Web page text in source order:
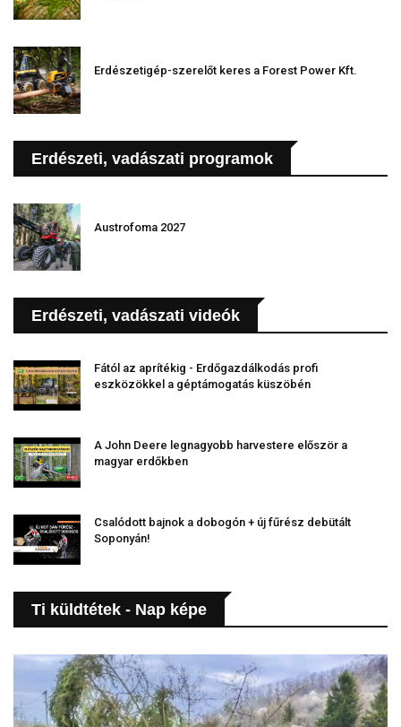
Erdészetigép-szerelőt keres a Forest Power Kft.
Erdészeti, vadászati programok
Austrofoma 2027
Erdészeti, vadászati videók
Fától az aprítékig - Erdőgazdálkodás profi
eszközökkel a géptámogatás küszöbén
A John Deere legnagyobb harvestere először a
magyar erdőkben
Csalódott bajnok a dobogón + új fűrész debütált
Soponyán!
Ti küldtétek - Nap képe